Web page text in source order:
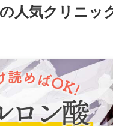
人気クリニッ